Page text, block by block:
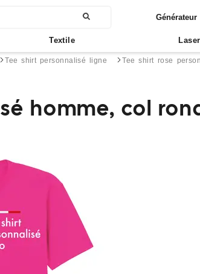
Générateur
Textile Laser
Tee shirt personnalisé ligne Tee shirt rose
homme, col